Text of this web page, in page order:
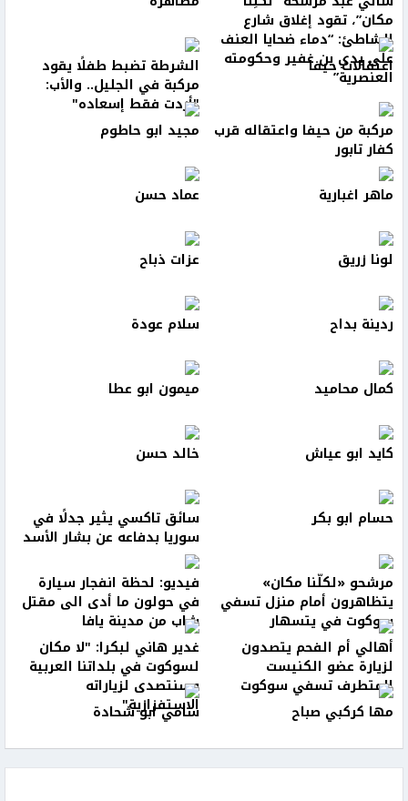
مكان”، تقود إغلاق شارع
الشاطئ: “دماء ضحايا العنف
على يدي بن غفير وحكومته
العنصرية”
اعتقالات حيفا الشرطة تضبط طفلًا يقود
مركبة في الجليل.. والأب:
"أردت فقط إسعاده"
مركبة من حيفا واعتقاله قرب
كفار تابور
مجيد ابو حاطوم
ماهر اغبارية عماد حسن
لونا زريق عزات ذباح
ردينة بداح سلام عودة
كمال محاميد ميمون ابو عطا
كايد ابو عياش خالد حسن
حسام ابو بكر سائق تاكسي يثير جدلًا في
سوريا بدفاعه عن بشار الأسد
مرشحو «لكلّنا مكان»
يتظاهرون أمام منزل تسفي
سوكوت في يتسهار
فيديو: لحظة انفجار سيارة
في حولون ما أدى الى مقتل
شاب من مدينة يافا
أهالي أم الفحم يتصدون
لزيارة عضو الكنيست
المتطرف تسفي سوكوت
غدير هاني لبكرا: "لا مكان
لسوكوت في بلداتنا العربية
وسنتصدى لزياراته
الاستفزازية" مها كركبي صباح سامي ابو شحادة